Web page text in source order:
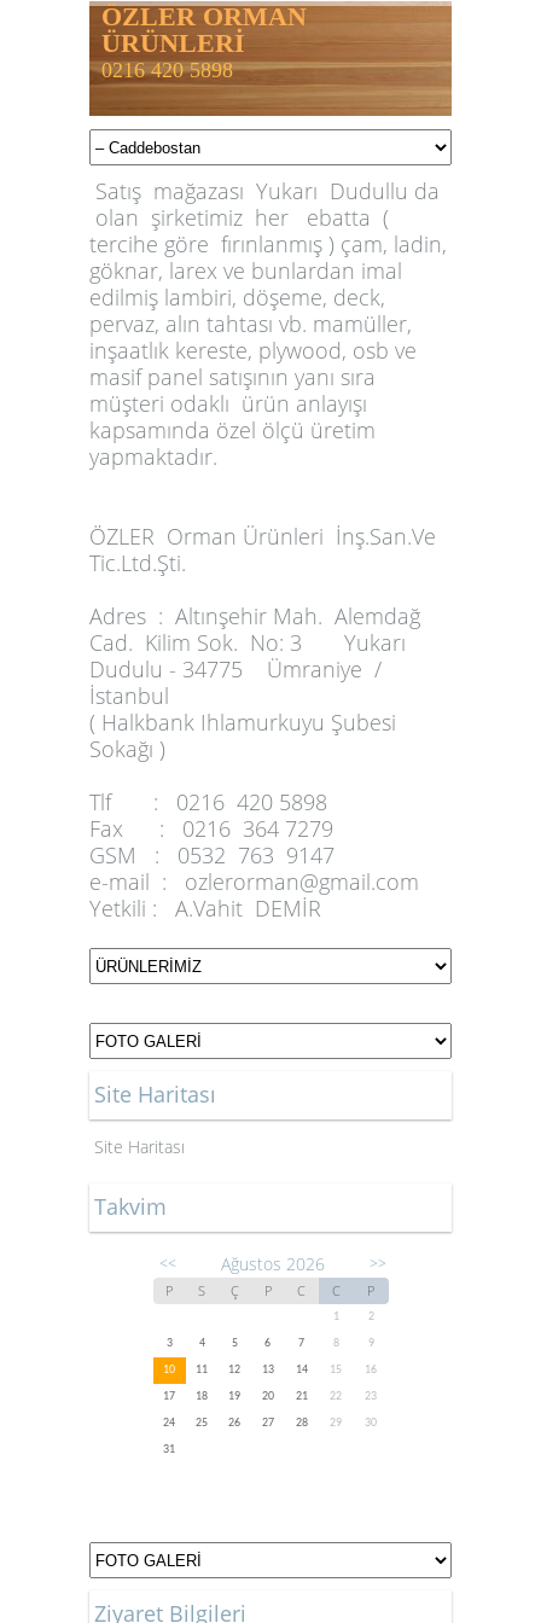
ÖZLER ORMAN
ÜRÜNLERİ
0216 420 5898
Satış mağazası Yukarı Dudullu da
olan şirketimiz her ebatta (
tercihe göre fırınlanmış ) çam, ladin,
göknar, larex ve bunlardan imal
edilmiş lambiri, döşeme, deck,
pervaz, alın tahtası vb. mamüller,
inşaatlık kereste, plywood, osb ve
masif panel satışının yanı sıra
müşteri odaklı ürün anlayışı
kapsamında özel ölçü üretim
yapmaktadır.
ÖZLER Orman Ürünleri İnş.San.Ve
Tic.Ltd.Şti.
Adres : Altınşehir Mah. Alemdağ
Cad. Kilim Sok. No: 3 Yukarı
Dudulu - 34775 Ümraniye /
İstanbul
( Halkbank Ihlamurkuyu Şubesi
Sokağı )
Tlf :
0216 420 5898
Fax :
0216 364 7279
GSM :
0532 763 9147
e-mail :
ozlerorman@gmail.com
Yetkili :
A.Vahit DEMİR
Site Haritası
Site Haritası
Takvim
<< Ağustos 2026 >>
P S Ç P C C P
1
2
3
4 5 6 7 8
9
10
11 12 13 14 15
16
17
18 19 20 21 22
23
24
25 26 27 28 29
30
31
Ziyaret Bilgileri